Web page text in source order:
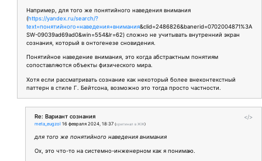
Например, для того же понятийного наведения внимания
(https://yandex.ru/search/?
text=понятийного+наведения+внимания&clid=2486826&banerid=0702004871%3A
SW-09039ad69ad0&win=554&lr=62) сложно не учитывать внутренний экран
сознания, который в онтогенезе сновидения.
Понятийное наведение внимания, это когда абстрактным понятиям
сопоставляются объекты физического мира.
Хотя если рассматривать сознание как некоторый более внеконтекстный
паттерн в стиле Г. Бейтсона, возможно это тогда просто частности.
</>
Re: Вариант сознания
meta_eugzol 16 февраля 2024, 18:37 (оригинал в ЖЖ)
для того же понятийного наведения внимания
Ох, это что-то на системно-инженерном как я понимаю.